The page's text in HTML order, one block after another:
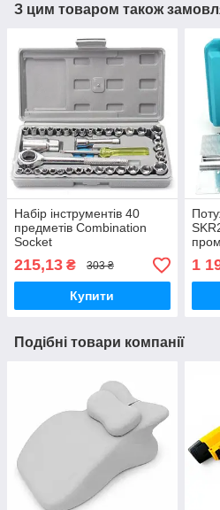
З цим товаром також
Набір інструментів 40
предметів Combination
Socket
215,13 ₴ 303 ₴
Купити
1
Подібні товари компанії